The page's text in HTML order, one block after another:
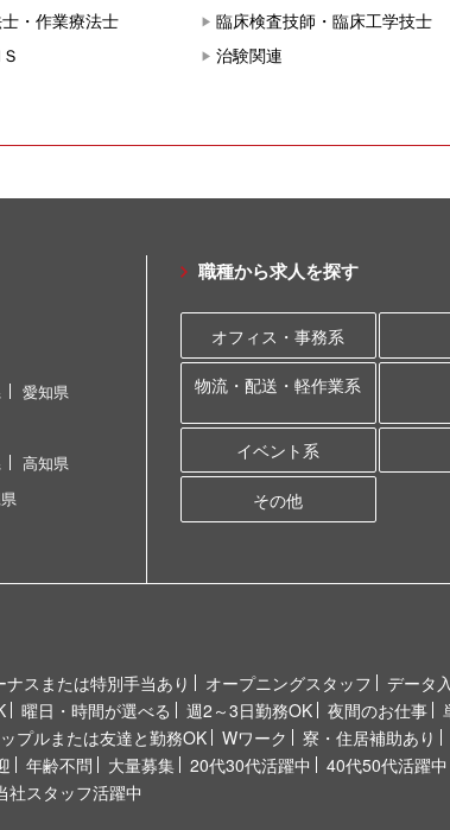
・作業療法士 臨床検査技師・臨床工学技士
治験関連
愛知県
高知県
職種から求人を探す
オフィス・事務系
物流・配送・軽作業系
イベント系
その他
ナスまたは特別手当あり オープニングスタッフ データ
曜日・時間が選べる 週2～3日勤務OK 夜間のお仕事
プルまたは友達と勤務OK Wワーク 寮・住居補助あり
年齢不問 大量募集 20代30代活躍中 40代50代活躍中
社スタッフ活躍中